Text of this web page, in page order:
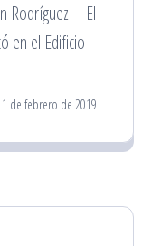
Rodríguez El
en el Edificio
1 de febrero de 2019